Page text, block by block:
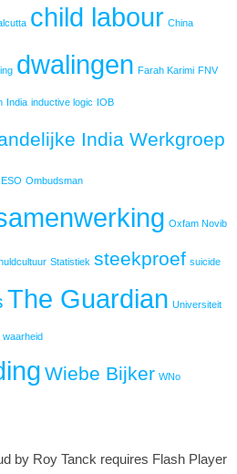
child labour China
dwalingen Farah Karimi FNV
India inductive logic IOB
India Werkgroep
Ombudsman
Oxfam Novib
Statistiek steekproef suicide
The Guardian Universiteit
waarheid
Wiebe Bijker WNo
by Roy Tanck requires Flash Player